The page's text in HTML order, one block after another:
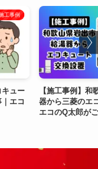
工事例
キュー
エコ
【施工事例】和
器から三菱のエ
エコのQ太郎が